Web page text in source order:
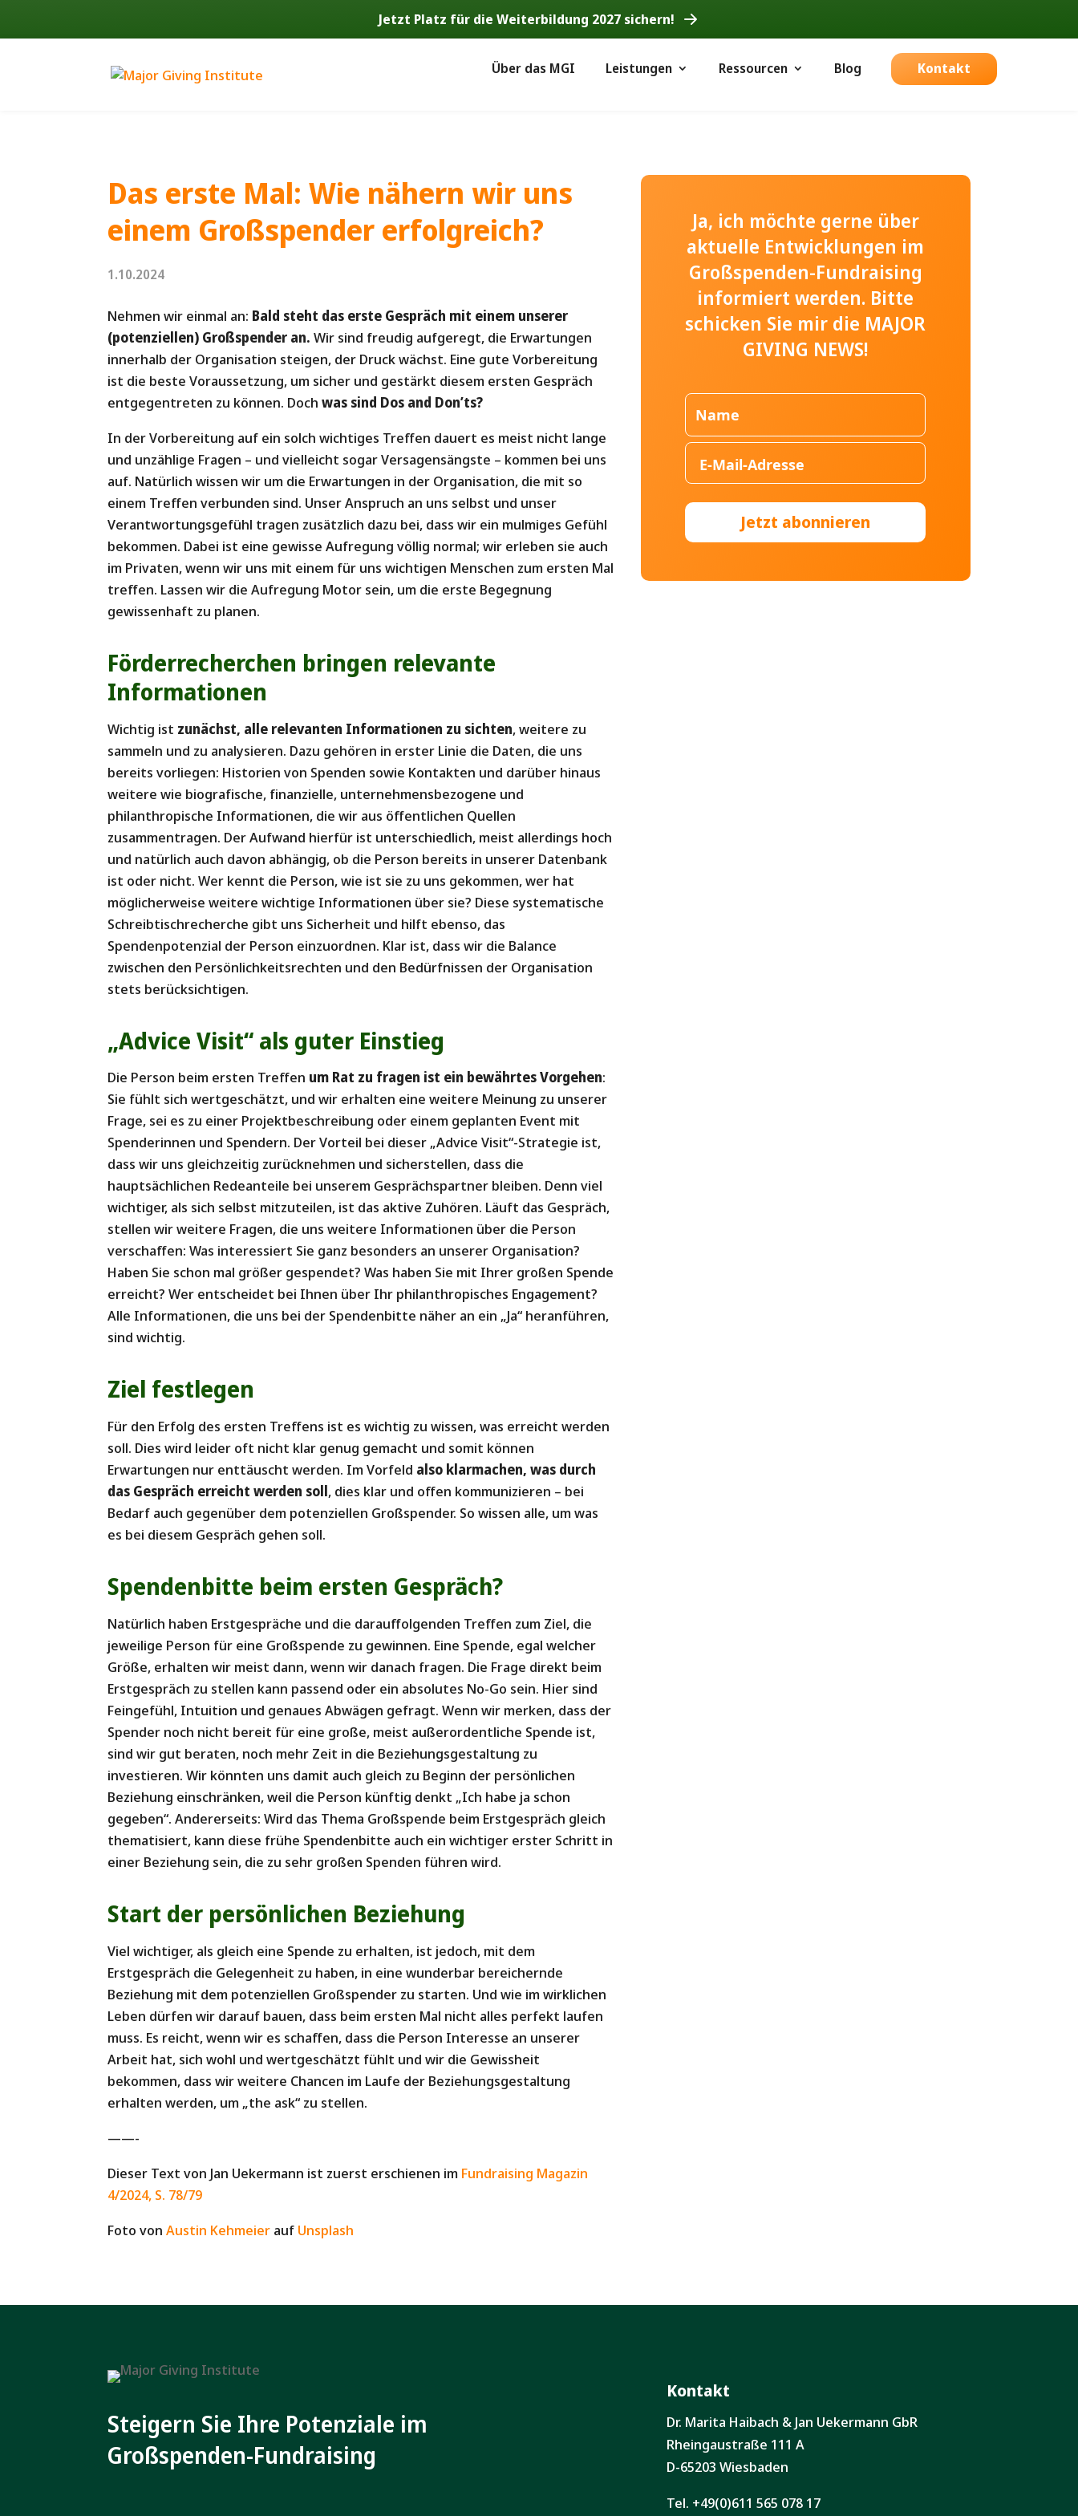
Jetzt Platz für die Weiterbildung 2027 sichern!
Über das MGI Leistungen Ressourcen Blog Kontakt
Das erste Mal: Wie nähern wir uns
einem Großspender erfolgreich?
1.10.2024
Nehmen wir einmal an: Bald steht das erste Gespräch mit einem unserer
(potenziellen) Großspender an. Wir sind freudig aufgeregt, die Erwartungen
innerhalb der Organisation steigen, der Druck wächst. Eine gute Vorbereitung
ist die beste Voraussetzung, um sicher und gestärkt diesem ersten Gespräch
entgegentreten zu können. Dochwas sind Dos and Don’ts?
In der Vorbereitung auf ein solch wichtiges Treffen dauert es meist nicht lange
und unzählige Fragen – und vielleicht sogar Versagensängste – kommen bei uns
auf. Natürlich wissen wir um die Erwartungen in der Organisation, die mit so
einem Treffen verbunden sind. Unser Anspruch an uns selbst und unser
Verantwortungsgefühl tragen zusätzlich dazu bei, dass wir ein mulmiges Gefühl
bekommen. Dabei ist eine gewisse Aufregung völlig normal; wir erleben sie auch
im Privaten, wenn wir uns mit einem für uns wichtigen Menschen zum ersten Mal
treffen. Lassen wir die Aufregung Motor sein, um die erste Begegnung
gewissenhaft zu planen.
Förderrecherchen bringen relevante
Informationen
Wichtig ist zunächst, alle relevanten Informationen zu sichten, weitere zu
sammeln und zu analysieren. Dazu gehören in erster Linie die Daten, die uns
bereits vorliegen: Historien von Spenden sowie Kontakten und darüber hinaus
weitere wie biografische, finanzielle, unternehmensbezogene und
philanthropische Informationen, die wir aus öffentlichen Quellen
zusammentragen. Der Aufwand hierfür ist unterschiedlich, meist allerdings hoch
und natürlich auch davon abhängig, ob die Person bereits in unserer Datenbank
ist oder nicht. Wer kennt die Person, wie ist sie zu uns gekommen, wer hat
möglicherweise weitere wichtige Informationen über sie? Diese systematische
Schreibtischrecherche gibt uns Sicherheit und hilft ebenso, das
Spendenpotenzial der Person einzuordnen. Klar ist, dass wir die Balance
zwischen den Persönlichkeitsrechten und den Bedürfnissen der Organisation
stets berücksichtigen.
„Advice Visit“ als guter Einstieg
Die Person beim ersten Treffen um Rat zu fragen ist ein bewährtes Vorgehen:
Sie fühlt sich wertgeschätzt, und wir erhalten eine weitere Meinung zu unserer
Frage, sei es zu einer Projektbeschreibung oder einem geplanten Event mit
Spenderinnen und Spendern. Der Vorteil bei dieser „Advice Visit“-Strategie ist,
dass wir uns gleichzeitig zurücknehmen und sicherstellen, dass die
hauptsächlichen Redeanteile bei unserem Gesprächspartner bleiben. Denn viel
wichtiger, als sich selbst mitzuteilen, ist das aktive Zuhören. Läuft das Gespräch,
stellen wir weitere Fragen, die uns weitere Informationen über die Person
verschaffen: Was interessiert Sie ganz besonders an unserer Organisation?
Haben Sie schon mal größer gespendet? Was haben Sie mit Ihrer großen Spende
erreicht? Wer entscheidet bei Ihnen über Ihr philanthropisches Engagement?
Alle Informationen, die uns bei der Spendenbitte näher an ein „Ja“ heranführen,
sind wichtig.
Ziel festlegen
Für den Erfolg des ersten Treffens ist es wichtig zu wissen, was erreicht werden
soll. Dies wird leider oft nicht klar genug gemacht und somit können
Erwartungen nur enttäuscht werden. Im Vorfeld also klarmachen, was durch
das Gespräch erreicht werden soll, dies klar und offen kommunizieren – bei
Bedarf auch gegenüber dem potenziellen Großspender. So wissen alle, um was
es bei diesem Gespräch gehen soll.
Spendenbitte beim ersten Gespräch?
Natürlich haben Erstgespräche und die darauffolgenden Treffen zum Ziel, die
jeweilige Person für eine Großspende zu gewinnen. Eine Spende, egal welcher
Größe, erhalten wir meist dann, wenn wir danach fragen. Die Frage direkt beim
Erstgespräch zu stellen kann passend oder ein absolutes No-Go sein. Hier sind
Feingefühl, Intuition und genaues Abwägen gefragt. Wenn wir merken, dass der
Spender noch nicht bereit für eine große, meist außerordentliche Spende ist,
sind wir gut beraten, noch mehr Zeit in die Beziehungsgestaltung zu
investieren. Wir könnten uns damit auch gleich zu Beginn der persönlichen
Beziehung einschränken, weil die Person künftig denkt „Ich habe ja schon
gegeben“. Andererseits: Wird das Thema Großspende beim Erstgespräch gleich
thematisiert, kann diese frühe Spendenbitte auch ein wichtiger erster Schritt in
einer Beziehung sein, die zu sehr großen Spenden führen wird.
Start der persönlichen Beziehung
Viel wichtiger, als gleich eine Spende zu erhalten, ist jedoch, mit dem
Erstgespräch die Gelegenheit zu haben, in eine wunderbar bereichernde
Beziehung mit dem potenziellen Großspender zu starten. Und wie im wirklichen
Leben dürfen wir darauf bauen, dass beim ersten Mal nicht alles perfekt laufen
muss. Es reicht, wenn wir es schaffen, dass die Person Interesse an unserer
Arbeit hat, sich wohl und wertgeschätzt fühlt und wir die Gewissheit
bekommen, dass wir weitere Chancen im Laufe der Beziehungsgestaltung
erhalten werden, um „the ask“ zu stellen.
——-
Dieser Text von Jan Uekermann ist zuerst erschienen im Fundraising Magazin
4/2024, S. 78/79
Foto vonAustin Kehmeier auf Unsplash
Ja, ich möchte gerne über
aktuelle Entwicklungen im
Großspenden-Fundraising
informiert werden. Bitte
schicken Sie mir die MAJOR
GIVING NEWS!
Jetzt abonnieren
Steigern Sie Ihre Potenziale im
Großspenden-Fundraising
Kontakt
Dr. Marita Haibach & Jan Uekermann GbR
Rheingaustraße 111 A
D-65203 Wiesbaden
Tel. +49(0)611 565 078 17